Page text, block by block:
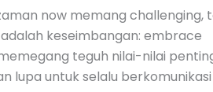
now memang challenging,
keseimbangan: embrace
teguh nilai-nilai
lupa untuk selalu berkomunikasi